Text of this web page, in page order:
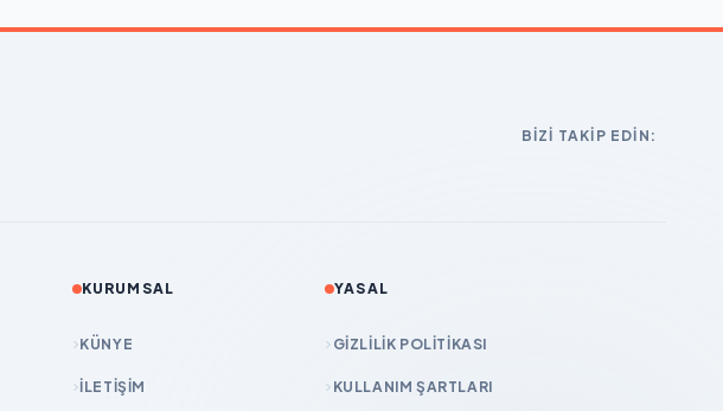
BIZI TAKIP EDIN:
KURUMSAL
KÜNYE
İLETIŞIM
YASAL
GIZLILIK POLITIKASI
KULLANIM ŞARTLARI